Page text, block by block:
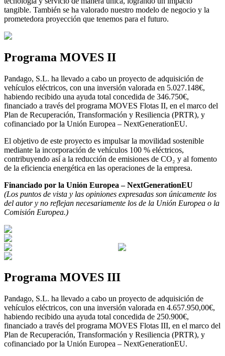
tangible. También se ha valorado nuestro modelo de negocio y la
prometedora proyección que tenemos para el futuro.
Programa MOVES II
Pandago, S.L. ha llevado a cabo un proyecto de adquisición de
vehículos eléctricos, con una inversión valorada en 5.027.148€,
habiendo recibido una ayuda total concedida de 346.750€,
financiado a través del programa MOVES Flotas II, en el marco del
Plan de Recuperación, Transformación y Resiliencia (PRTR), y
cofinanciado por la Unión Europea – NextGenerationEU.
El objetivo de este proyecto es impulsar la movilidad sostenible
mediante la incorporación de vehículos 100 % eléctricos,
contribuyendo así a la reducción de emisiones de CO₂ y al fomento
de la eficiencia energética en las operaciones de la empresa.
Financiado por la Unión Europea – NextGenerationEU
(Los puntos de vista y las opiniones expresadas son únicamente los
del autor y no reflejan necesariamente los de la Unión Europea o la
Comisión Europea.)
Programa MOVES III
Pandago, S.L. ha llevado a cabo un proyecto de adquisición de
vehículos eléctricos, con una inversión valorada en 4.657.950,00€,
habiendo recibido una ayuda total concedida de 250.900€,
financiado a través del programa MOVES Flotas III, en el marco del
Plan de Recuperación, Transformación y Resiliencia (PRTR), y
cofinanciado por la Unión Europea – NextGenerationEU.